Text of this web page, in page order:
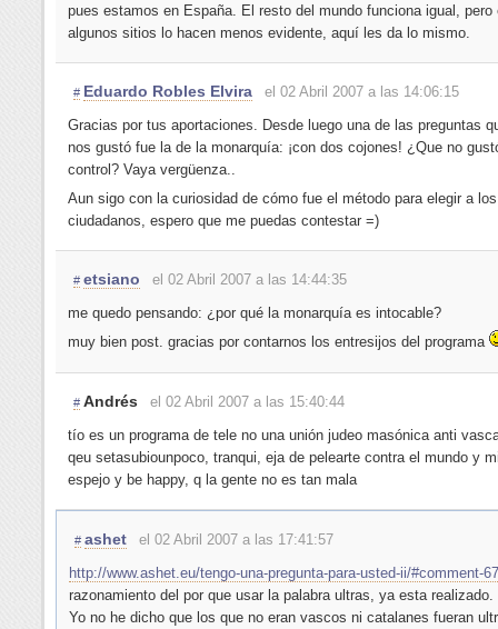
pues estamos en España. El resto del mundo funciona igual, pero
algunos sitios lo hacen menos evidente, aquí les da lo mismo.
# Eduardo Robles Elvira
el 02 Abril 2007 a las 14:06:15
Gracias por tus aportaciones. Desde luego una de las preguntas
nos gustó fue la de la monarquía: ¡con dos cojones! ¿Que no
control? Vaya vergüenza..
Aun sigo con la curiosidad de cómo fue el método para elegir a los
ciudadanos, espero que me puedas contestar =)
# etsiano
el 02 Abril 2007 a las 14:44:35
me quedo pensando: ¿por qué la monarquía es intocable?
muy bien post. gracias por contarnos los entresijos del programa
# Andrés
el 02 Abril 2007 a las 15:40:44
tío es un programa de tele no una unión judeo masónica anti
qeu setasubiounpoco, tranqui, eja de pelearte contra el mundo y
espejo y be happy, q la gente no es tan mala
# ashet
el 02 Abril 2007 a las 17:41:57
http://www.ashet.eu/tengo-una-pregunta-para-usted-ii/#comment-
razonamiento del por que usar la palabra ultras, ya esta realizado.
Yo no he dicho que los que no eran vascos ni catalanes fueran